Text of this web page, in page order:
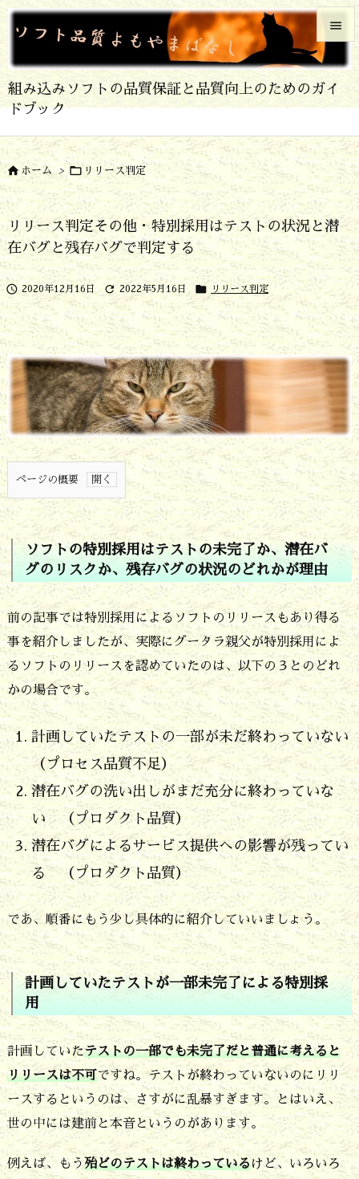
組み込みソフトの品質保証と品質向上のためのガイ
ドブック





検索
 ホーム >  リリース判定
リリース判定その他・特別採用はテストの状況と潜
在バグと残存バグで判定する
 2020年12月16日  2022年5月16日  リリース判定
ページの概要
ソ
フ
の
特
別
採
用
テ
ト
の
未
完
了
か、
潜
在
バ
グ
の
リ
ス
ソフトの特別採用はテストの未完了か、潜在バ
グのリスクか、残存バグの状況のどれかが理由
前の記事では特別採用によるソフトのリリースもあり得る
事を紹介しましたが、実際にグータラ親父が特別採用によ
るソフトのリリースを認めていたのは、以下の３とのどれ
かの場合です。
計画していたテストの一部が未だ終わっていない
（プロセス品質不足）
潜在バグの洗い出しがまだ充分に終わっていな
い （プロダクト品質）
潜在バグによるサービス提供への影響が残ってい
る （プロダクト品質）
であ、順番にもう少し具体的に紹介していいましょう。
計画していたテストが一部未完了による特別採
用
計画していたテストの一部でも未完了だと普通に考えると
リリースは不可ですね。テストが終わっていないのにリリ
ースするというのは、さすがに乱暴すぎます。とはいえ、
世の中には建前と本音というのがあります。
例えば、もう殆どのテストは終わっているけど、いろいろ